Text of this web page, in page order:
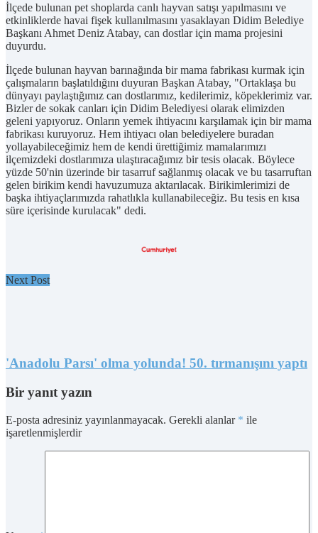
İlçede bulunan pet shoplarda canlı hayvan satışı yapılmasını ve
etkinliklerde havai fişek kullanılmasını yasaklayan Didim Belediye
Başkanı Ahmet Deniz Atabay, can dostlar için mama projesini
duyurdu.
İlçede bulunan hayvan barınağında bir mama fabrikası kurmak için
çalışmaların başlatıldığını duyuran Başkan Atabay, "Ortaklaşa bu
dünyayı paylaştığımız can dostlarımız, kedilerimiz, köpeklerimiz var.
Bizler de sokak canları için Didim Belediyesi olarak elimizden
geleni yapıyoruz. Onların yemek ihtiyacını karşılamak için bir mama
fabrikası kuruyoruz. Hem ihtiyacı olan belediyelere buradan
yollayabileceğimiz hem de kendi ürettiğimiz mamalarımızı
ilçemizdeki dostlarımıza ulaştıracağımız bir tesis olacak. Böylece
yüzde 50'nin üzerinde bir tasarruf sağlanmış olacak ve bu tasarruftan
gelen birikim kendi havuzumuza aktarılacak. Birikimlerimizi de
başka ihtiyaçlarımızda rahatlıkla kullanabileceğiz. Bu tesis en kısa
süre içerisinde kurulacak" dedi.
Next Post
'Anadolu Parsı' olma yolunda! 50. tırmanışını yaptı
Bir yanıt yazın
E-posta adresiniz yayınlanmayacak. Gerekli alanlar * ile
işaretlenmişlerdir